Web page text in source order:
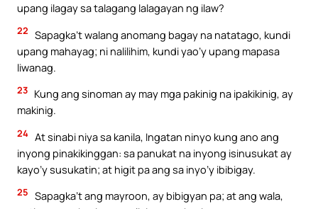
upang ilagay sa talagang lalagayan ng ilaw?
22 Sapagka’t walang anomang bagay na natatago, kundi
upang mahayag; ni nalilihim, kundi yao’y upang mapasa
liwanag.
23 Kung ang sinoman ay may mga pakinig na ipakikinig, ay
makinig.
24 At sinabi niya sa kanila, Ingatan ninyo kung ano ang
inyong pinakikinggan: sa panukat na inyong isinusukat ay
kayo’y susukatin; at higit pa ang sa inyo’y ibibigay.
25 Sapagka’t ang mayroon, ay bibigyan pa; at ang wala,